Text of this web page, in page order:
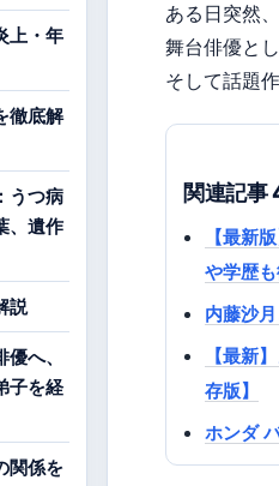
ある日突然
舞台俳優と
そして話題
関連記事
【最新
や学歴
内藤沙
【最新
存版】
ホンダ
上・年
徹底解
うつ病
、遺作
説
へ、
子を経
関係を